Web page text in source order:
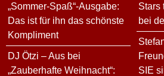
„Sommer-Spaß“-Ausgabe:
Das ist für ihn das schönste
Kompliment
DJ Ötzi – Aus bei
„Zauberhafte Weihnacht“:
Stars
bei
SIE